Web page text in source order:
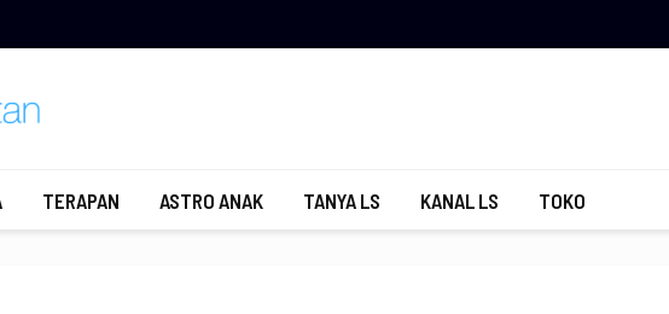
TERAPAN ASTRO ANAK TANYA LS KANAL LS TOKO